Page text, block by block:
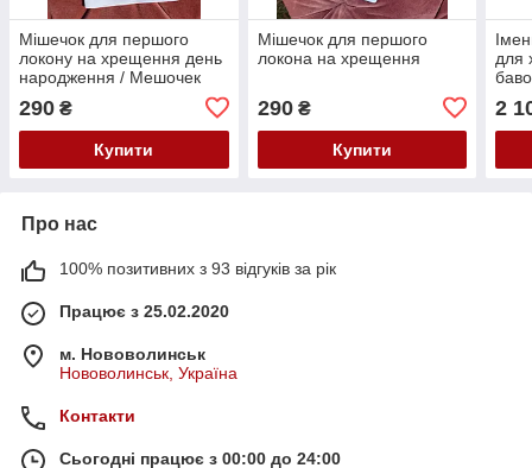
Мішечок для першого
локону на хрещення день
народження / Мешочек
крещение
290 ₴
Купити
Мішечок для першого
локона на хрещення
290₴
Купити
для
2
Про нас
100% позитивних з 93 відгуків за рік
Працює з 25.02.2020
м. Нововолинськ
Нововолинськ, Україна
Контакти
Сьогодні працює з 00:00 до 24:00